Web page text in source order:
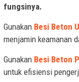
fungsinya.
Gunakan Besi Beton
menjamin keamanan
Gunakan Besi Beton
untuk efisiensi